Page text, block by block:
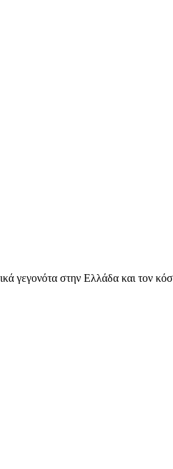
γεγονότα στην Ελλάδα και τον